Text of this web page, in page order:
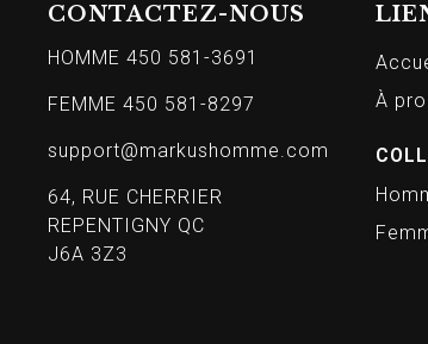
CONTACTEZ-NOUS
HOMME 450 581-3691
FEMME 450 581-8297
support@markushomme.com
64, RUE CHERRIER
REPENTIGNY QC
J6A 3Z3
À